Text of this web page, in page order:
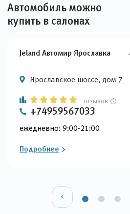
Автомобиль можно
купить в салонах
Jeland Автомир Ярославка
Ярославское шоссе, дом 7
отзывов
+74959567033
ежедневно: 9:00-21:00
Подробнее